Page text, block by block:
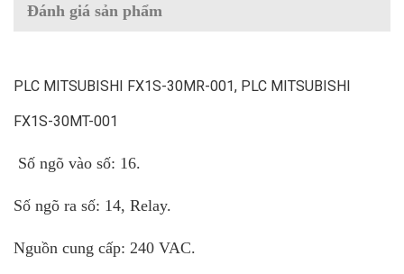
Đánh giá sản phẩm
PLC MITSUBISHI FX1S-30MR-001, PLC MITSUBISHI
FX1S-30MT-001
Số ngõ vào số: 16.
Số ngõ ra số: 14, Relay.
Nguồn cung cấp: 240 VAC.